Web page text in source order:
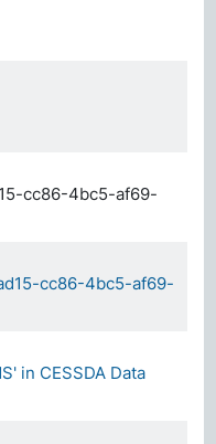
cc86-4bc5-af69-
cc86-4bc5-af69-
in CESSDA Data